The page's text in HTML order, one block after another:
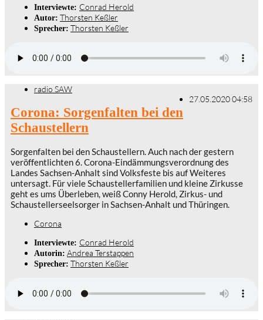
Interviewte: Conrad Herold
Autor: Thorsten Keßler
Sprecher: Thorsten Keßler
radio SAW
27.05.2020 04:58
Corona: Sorgenfalten bei den
Schaustellern
Sorgenfalten bei den Schaustellern. Auch nach der gestern
veröffentlichten 6. Corona-Eindämmungsverordnung des
Landes Sachsen-Anhalt sind Volksfeste bis auf Weiteres
untersagt. Für viele Schaustellerfamilien und kleine Zirkusse
geht es ums Überleben, weiß Conny Herold, Zirkus- und
Schaustellerseelsorger in Sachsen-Anhalt und Thüringen.
Corona
Interviewte: Conrad Herold
Autorin: Andrea Terstappen
Sprecher: Thorsten Keßler